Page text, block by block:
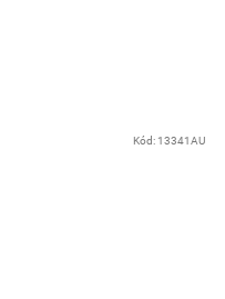
Kód: 13341AU